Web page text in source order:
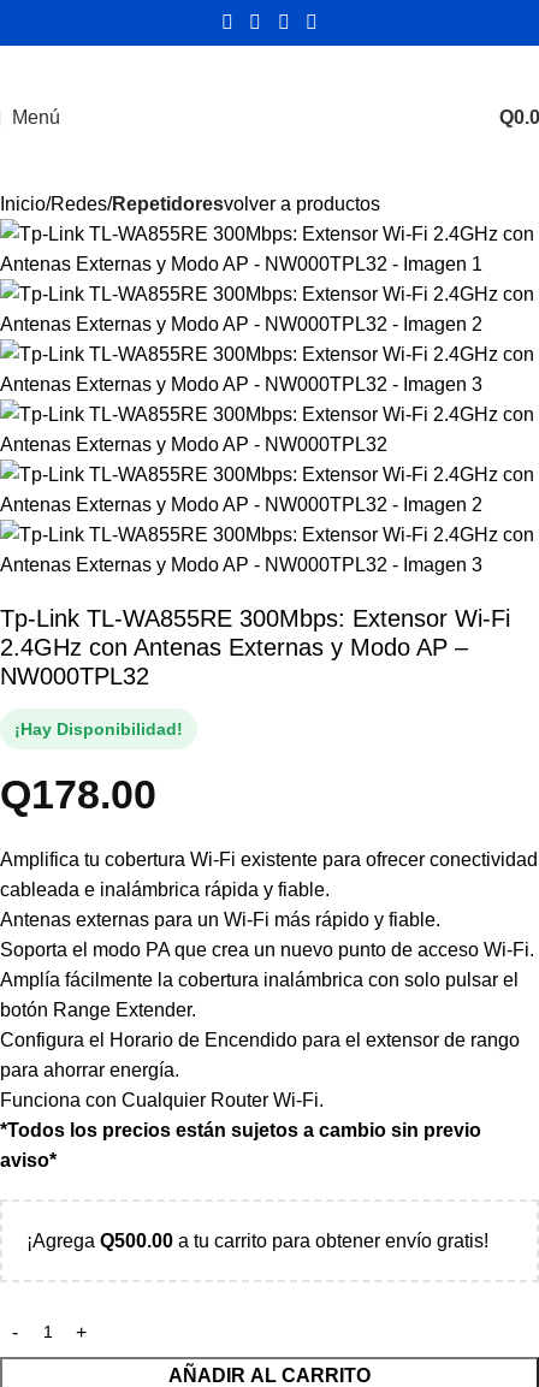
Menú Q
Inicio Redes Repetidoresvolver a productos
Tp-Link TL-WA855RE 300Mbps: Extensor Wi-Fi
2.4GHz con Antenas Externas y Modo AP –
NW000TPL32
¡Hay Disponibilidad!
Q178.00
Amplifica tu cobertura Wi-Fi existente para ofrecer conectividad
cableada e inalámbrica rápida y fiable.
Antenas externas para un Wi-Fi más rápido y fiable.
Soporta el modo PA que crea un nuevo punto de acceso Wi-Fi.
Amplía fácilmente la cobertura inalámbrica con solo pulsar el
botón Range Extender.
Configura el Horario de Encendido para el extensor de rango
para ahorrar energía.
Funciona con Cualquier Router Wi-Fi.
*Todos los precios están sujetos a cambio sin previo
aviso*
¡Agrega Q500.00 a tu carrito para obtener envío gratis!
AÑADIR AL CARRITO